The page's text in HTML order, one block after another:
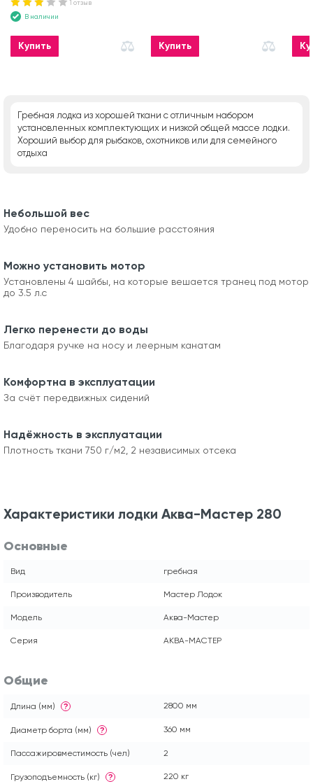
1 отзыв
В наличии
Купить Купить
Гребная лодка из хорошей ткани с отличным набором
установленных комплектующих и низкой общей массе лодки.
Хороший выбор для рыбаков, охотников или для семейного
отдыха
Небольшой вес
Удобно переносить на большие расстояния
Можно установить мотор
Установлены 4 шайбы, на которые вешается транец под мотор
до 3.5 л.с
Легко перенести до воды
Благодаря ручке на носу и леерным канатам
Комфортна в эксплуатации
За счёт передвижных сидений
Надёжность в эксплуатации
Плотность ткани 750 г/м2, 2 независимых отсека
Характеристики лодки Аква-Мастер 280
Основные
Вид гребная
Производитель Мастер Лодок
Модель Аква-Мастер
Серия АКВА-МАСТЕР
Общие
Длина (мм) ? 2800 мм
Диаметр борта (мм) ? 360 мм
Пассажировместимость (чел) 2
Грузоподъемность (кг) ? 220 кг